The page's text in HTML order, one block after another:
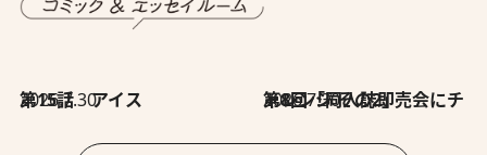
2026.7.30
第15話 アイス 2026.7.30
第8回「同人誌即売会にチャレンジ その2」